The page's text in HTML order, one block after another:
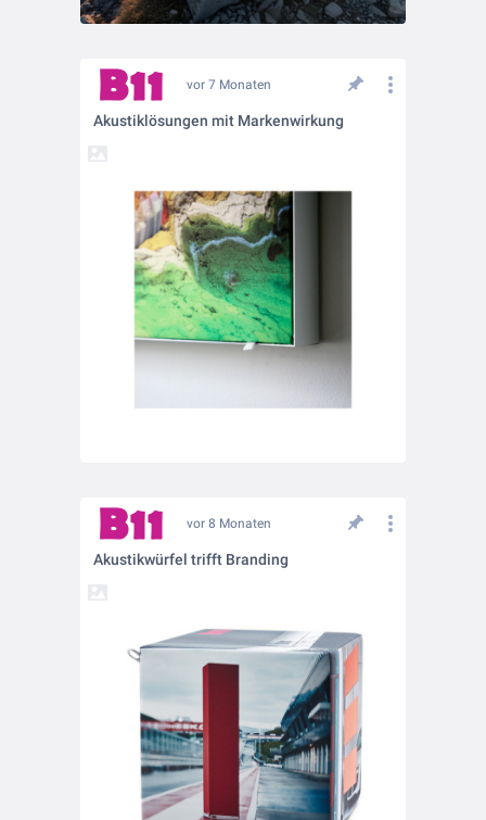
vor 7 Monaten
Akustiklösungen mit Markenwirkung
vor 8 Monaten
Akustikwürfel trifft Branding